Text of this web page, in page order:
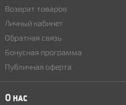
Возврат товаров
Личный кабинет
Обратная связь
Бонусная программа
Публичная оферта
О нас